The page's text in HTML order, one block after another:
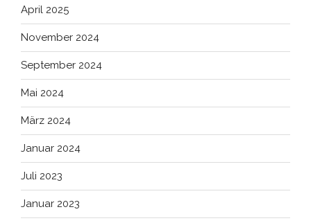
April 2025
November 2024
September 2024
Mai 2024
März 2024
Januar 2024
Juli 2023
Januar 2023